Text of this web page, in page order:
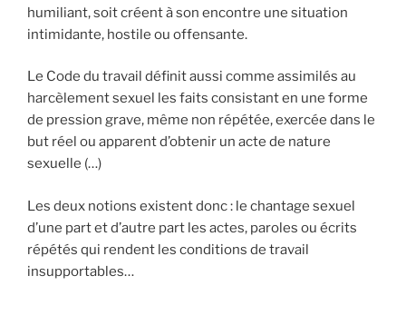
humiliant, soit créent à son encontre une situation
intimidante, hostile ou offensante.
Le Code du travail définit aussi comme assimilés au
harcèlement sexuel les faits consistant en une forme
de pression grave, même non répétée, exercée dans le
but réel ou apparent d’obtenir un acte de nature
sexuelle (…)
Les deux notions existent donc : le chantage sexuel
d’une part et d’autre part les actes, paroles ou écrits
répétés qui rendent les conditions de travail
insupportables…